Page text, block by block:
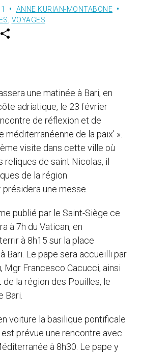
ANNE KURIAN-MONTABONE
, VOYAGES
w
une matinée à Bari, en
adriatique, le 23 février
de réflexion et de
méditerranéenne de la paix’ ».
visite dans cette ville où
de saint Nicolas, il
de la région
une messe.
publié par le Saint-Siège ce
à 7h du Vatican, en
à 8h15 sur la place
Bari. Le pape sera accueilli par
Mgr Francesco Cacucci, ainsi
la région des Pouilles, le
Bari.
voiture la basilique pontificale
prévue une rencontre avec
à 8h30. Le pape y